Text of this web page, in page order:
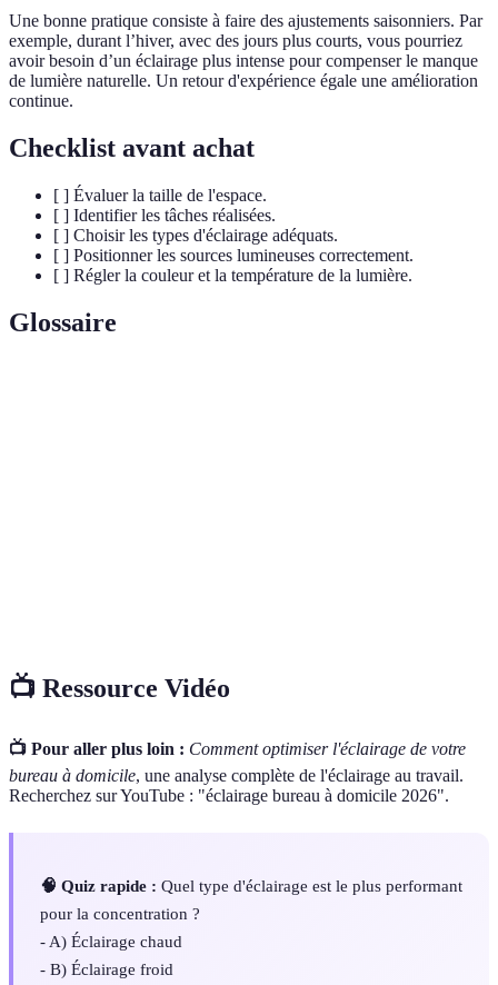
Une bonne pratique consiste à faire des ajustements saisonniers. Par
exemple, durant l’hiver, avec des jours plus courts, vous pourriez
avoir besoin d’un éclairage plus intense pour compenser le manque
de lumière naturelle. Un retour d'expérience égale une amélioration
continue.
Checklist avant achat
[ ] Évaluer la taille de l'espace.
[ ] Identifier les tâches réalisées.
[ ] Choisir les types d'éclairage adéquats.
[ ] Positionner les sources lumineuses correctement.
[ ] Régler la couleur et la température de la lumière.
Glossaire
📺 Ressource Vidéo
📺 Pour aller plus loin : Comment optimiser l'éclairage de votre
bureau à domicile, une analyse complète de l'éclairage au travail.
Recherchez sur YouTube : "éclairage bureau à domicile 2026".
🧠 Quiz rapide : Quel type d'éclairage est le plus performant
pour la concentration ?
- A) Éclairage chaud
- B) Éclairage froid